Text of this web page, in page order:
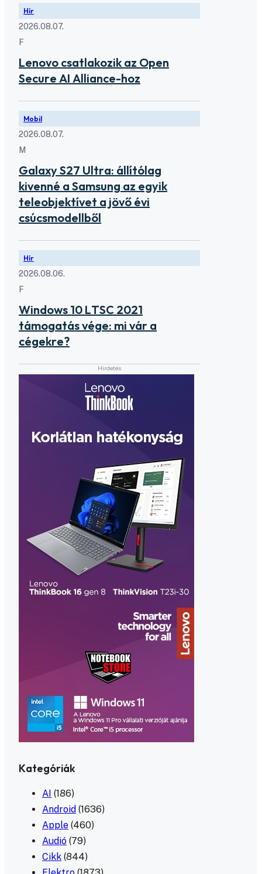
Hír
2026.08.07.
F
Lenovo csatlakozik az Open
Secure AI Alliance-hoz
Mobil
2026.08.07.
M
Galaxy S27 Ultra: állítólag
kivenné a Samsung az egyik
teleobjektívet a jövő évi
csúcsmodellből
Hír
2026.08.06.
F
Windows 10 LTSC 2021
támogatás vége: mi vár a
cégekre?
Kategóriák
AI (186)
Android (1636)
Apple (460)
Audió (79)
Cikk (844)